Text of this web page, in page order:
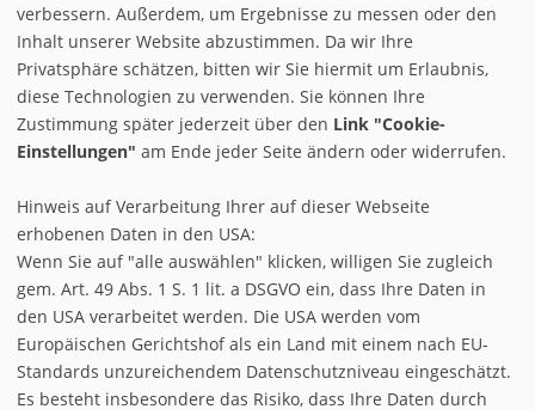
BestPrice
Kontakt
Datenschutz
Buchungsinfos
Cookie-Einstellungen
AGB Reiseabwicklung (externer Link zum Reisevermittler
travianet GmbH)
verbessern. Außerdem, um Ergebnisse zu messen oder den
Inhalt unserer Website abzustimmen. Da wir Ihre
Privatsphäre schätzen, bitten wir Sie hiermit um Erlaubnis,
diese Technologien zu verwenden. Sie können Ihre
Zustimmung später jederzeit über den Link "Cookie-
Einstellungen" am Ende jeder Seite ändern oder widerrufen.
Hinweis auf Verarbeitung Ihrer auf dieser Webseite
erhobenen Daten in den USA:
Wenn Sie auf "alle auswählen" klicken, willigen Sie zugleich
gem. Art. 49 Abs. 1 S. 1 lit. a DSGVO ein, dass Ihre Daten in
den USA verarbeitet werden. Die USA werden vom
Europäischen Gerichtshof als ein Land mit einem nach EU-
Standards unzureichendem Datenschutzniveau eingeschätzt.
Es besteht insbesondere das Risiko, dass Ihre Daten durch